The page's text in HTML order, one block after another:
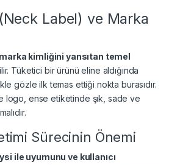
Label) ve Marka
marka kimliğini yansıtan temel
Tüketici bir ürünü eline aldığında
gözle ilk temas ettiği nokta burasıdır.
logo, ense etiketinde şık, sade ve
Sürecinin Önemi
ile uyumunu ve kullanıcı